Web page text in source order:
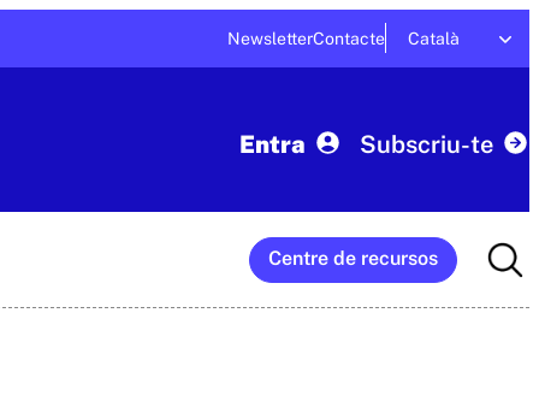
NewsletterContacte Català
Entra Subscriu-te
Centre de recursos
for: